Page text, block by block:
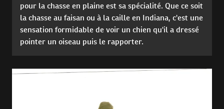
pour la chasse en plaine est sa spécialité. Que ce soit
la chasse au faisan ou à la caille en Indiana, c'est une
sensation formidable de voir un chien qu'il a dressé
pointer un oiseau puis le rapporter.